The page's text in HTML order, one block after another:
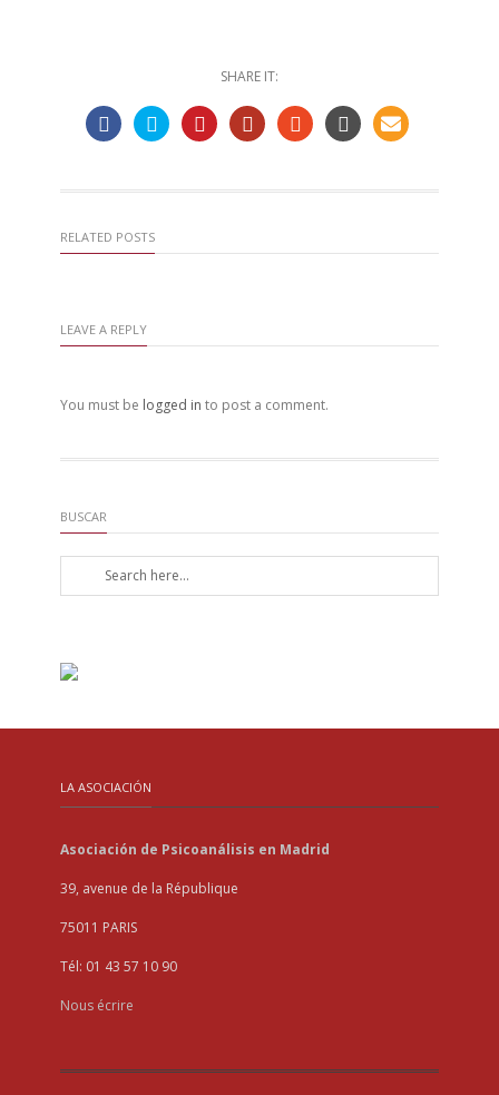
SHARE IT:
RELATED POSTS
LEAVE A REPLY
You must be logged in to post a comment.
BUSCAR
LA ASOCIACIÓN
Asociación de Psicoanálisis en Madrid
39, avenue de la République
75011 PARIS
Tél: 01 43 57 10 90
Nous écrire